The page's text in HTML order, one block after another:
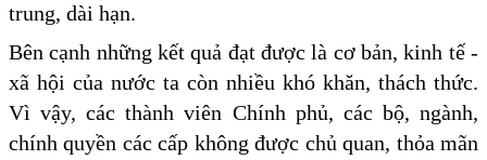
trung, dài hạn.
Bên cạnh những kết quả đạt được là cơ bản, kinh tế -
xã hội của nước ta còn nhiều khó khăn, thách thức.
Vì vậy, các thành viên Chính phủ, các bộ, ngành,
chính quyền các cấp không được chủ quan, thỏa mãn